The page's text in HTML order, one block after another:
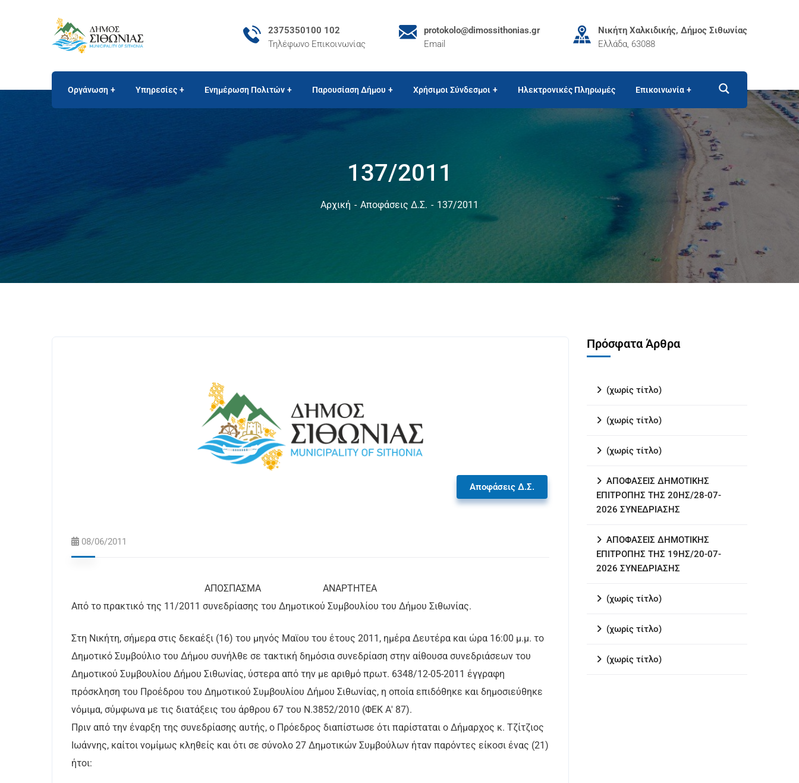
2375350100 102
Τηλέφωνο Επικοινωνίας
protokolo@dimossithonias.gr
Email
Νικήτη Χαλκιδικής, Δήμος Σιθωνίας
Ελλάδα, 63088
Οργάνωση Υπηρεσίες Ενημέρωση Πολιτών Παρουσίαση Δήμου Χρήσιμοι Σύνδεσμοι Ηλεκτρονικές Πληρωμές Επικοινωνία
137/2011
Αρχική Αποφάσεις Δ.Σ. 137/2011
Αποφάσεις Δ.Σ.
08/06/2011
ΑΠΟΣΠΑΣΜΑ ΑΝΑΡΤΗΤΕΑ
Από το πρακτικό της 11/2011 συνεδρίασης του Δημοτικού Συμβουλίου του Δήμου Σιθωνίας.
Στη Νικήτη, σήμερα στις δεκαέξι (16) του μηνός Μαϊου του έτους 2011, ημέρα Δευτέρα και ώρα 16:00 μ.μ. το
Δημοτικό Συμβούλιο του Δήμου συνήλθε σε τακτική δημόσια συνεδρίαση στην αίθουσα συνεδριάσεων του
Δημοτικού Συμβουλίου Δήμου Σιθωνίας, ύστερα από την με αριθμό πρωτ. 6348/12-05-2011 έγγραφη
πρόσκληση του Προέδρου του Δημοτικού Συμβουλίου Δήμου Σιθωνίας, η οποία επιδόθηκε και δημοσιεύθηκε
νόμιμα, σύμφωνα με τις διατάξεις του άρθρου 67 του Ν.3852/2010 (ΦΕΚ Α' 87).
Πριν από την έναρξη της συνεδρίασης αυτής, ο Πρόεδρος διαπίστωσε ότι παρίσταται ο Δήμαρχος κ. Τζίτζιος
Ιωάννης, καίτοι νομίμως κληθείς και ότι σε σύνολο 27 Δημοτικών Συμβούλων ήταν παρόντες είκοσι ένας (21)
ήτοι:
Πρόσφατα Άρθρα
(χωρίς τίτλο)
(χωρίς τίτλο)
(χωρίς τίτλο)
ΑΠΟΦΑΣΕΙΣ ΔΗΜΟΤΙΚΗΣ
ΕΠΙΤΡΟΠΗΣ ΤΗΣ 20ΗΣ/28-07-
2026 ΣΥΝΕΔΡΙΑΣΗΣ
ΑΠΟΦΑΣΕΙΣ ΔΗΜΟΤΙΚΗΣ
ΕΠΙΤΡΟΠΗΣ ΤΗΣ 19ΗΣ/20-07-
2026 ΣΥΝΕΔΡΙΑΣΗΣ
(χωρίς τίτλο)
(χωρίς τίτλο)
(χωρίς τίτλο)